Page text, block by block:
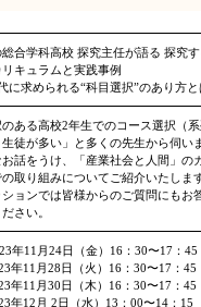
合学科高校 探究主任が語る 探究
リキュラムと実践事例
に求められる“科目選択”のあり方
のある高校2年生でのコース選択（
徒が多い」と 多くの先生から伺い
話をうけ、「産業社会と人間」の
取り組みについてご紹介いたします
ションでは皆様からのご質問にもお
さい。
年11月24日（金）16：30〜17：45
年11月28日（火）16：30〜17：45
月30日（木）16：30〜17：45
月 2日（水）13：00〜14：15